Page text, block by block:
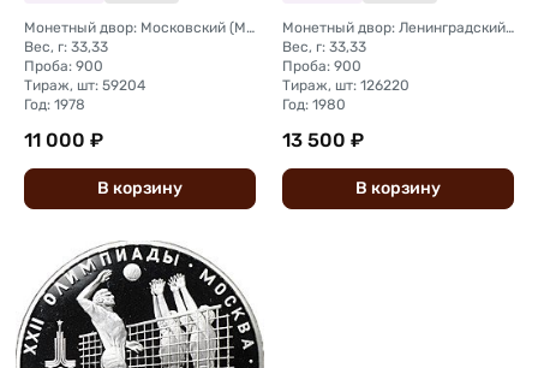
Монетный двор: Московский (ММД)
Вес, г: 33,33
Проба: 900
Тираж, шт: 59204
Год: 1978
11 000 ₽
В корзину
Монетный двор: Ленинградский (ЛМД)
Вес, г: 33,33
Проба: 900
Тираж, шт: 126220
Год: 1980
13 500 ₽
В корзину